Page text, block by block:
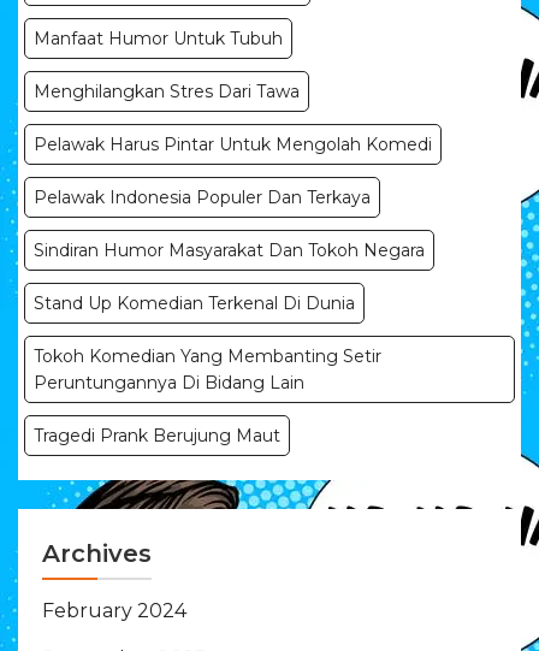
Manfaat Humor Untuk Tubuh
Menghilangkan Stres Dari Tawa
Pelawak Harus Pintar Untuk Mengolah Komedi
Pelawak Indonesia Populer Dan Terkaya
Sindiran Humor Masyarakat Dan Tokoh Negara
Stand Up Komedian Terkenal Di Dunia
Tokoh Komedian Yang Membanting Setir
Peruntungannya Di Bidang Lain
Tragedi Prank Berujung Maut
Archives
February 2024